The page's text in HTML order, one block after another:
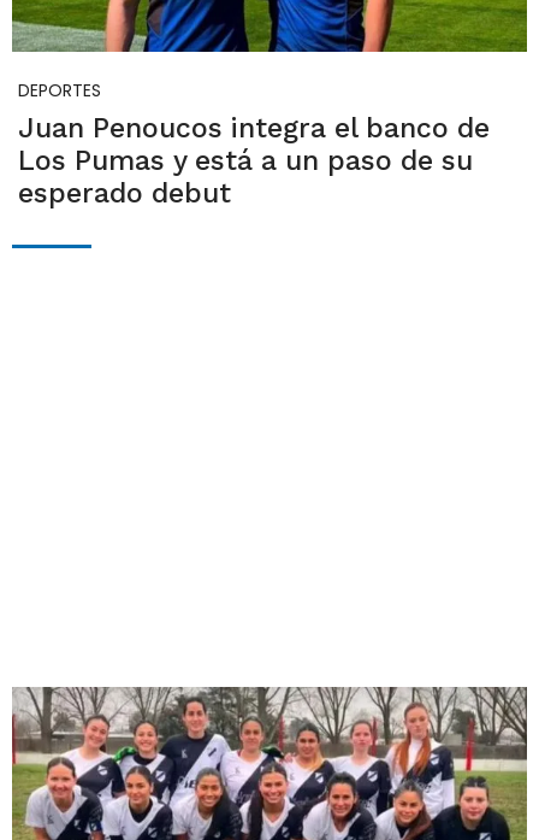
DEPORTES
Juan Penoucos integra el banco de
Los Pumas y está a un paso de su
esperado debut